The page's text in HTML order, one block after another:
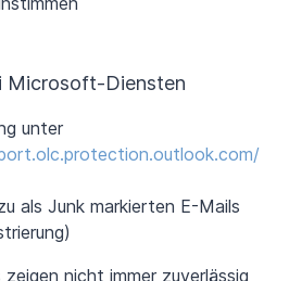
Microsoft-Diensten
unter
als Junk markierten E-Mails
zeigen nicht immer zuverlässig